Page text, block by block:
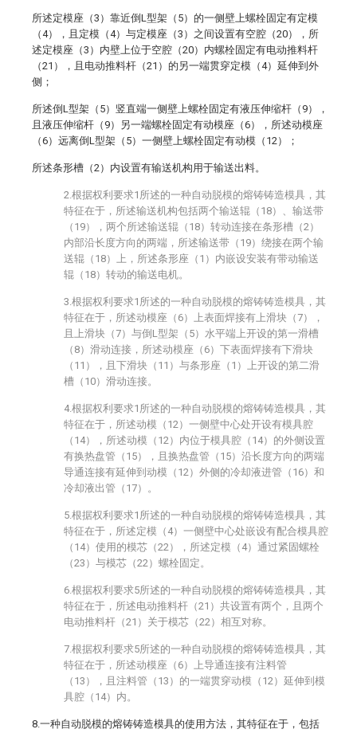
所述定模座（3）靠近倒L型架（5）的一侧壁上螺栓固定有定模
（4），且定模（4）与定模座（3）之间设置有空腔（20），所
述定模座（3）内壁上位于空腔（20）内螺栓固定有电动推料杆
（21），且电动推料杆（21）的另一端贯穿定模（4）延伸到外
侧；
所述倒L型架（5）竖直端一侧壁上螺栓固定有液压伸缩杆（9），
且液压伸缩杆（9）另一端螺栓固定有动模座（6），所述动模座
（6）远离倒L型架（5）一侧壁上螺栓固定有动模（12）；
所述条形槽（2）内设置有输送机构用于输送出料。
2.根据权利要求1所述的一种自动脱模的熔铸铸造模具，其
特征在于，所述输送机构包括两个输送辊（18）、输送带
（19），两个所述输送辊（18）转动连接在条形槽（2）
内部沿长度方向的两端，所述输送带（19）绕接在两个输
送辊（18）上，所述条形座（1）内嵌设安装有带动输送
辊（18）转动的输送电机。
3.根据权利要求1所述的一种自动脱模的熔铸铸造模具，其
特征在于，所述动模座（6）上表面焊接有上滑块（7），
且上滑块（7）与倒L型架（5）水平端上开设的第一滑槽
（8）滑动连接，所述动模座（6）下表面焊接有下滑块
（11），且下滑块（11）与条形座（1）上开设的第二滑
槽（10）滑动连接。
4.根据权利要求1所述的一种自动脱模的熔铸铸造模具，其
特征在于，所述动模（12）一侧壁中心处开设有模具腔
（14），所述动模（12）内位于模具腔（14）的外侧设置
有换热盘管（15），且换热盘管（15）沿长度方向的两端
导通连接有延伸到动模（12）外侧的冷却液进管（16）和
冷却液出管（17）。
5.根据权利要求1所述的一种自动脱模的熔铸铸造模具，其
特征在于，所述定模（4）一侧壁中心处嵌设有配合模具腔
（14）使用的模芯（22），所述定模（4）通过紧固螺栓
（23）与模芯（22）螺栓固定。
6.根据权利要求5所述的一种自动脱模的熔铸铸造模具，其
特征在于，所述电动推料杆（21）共设置有两个，且两个
电动推料杆（21）关于模芯（22）相互对称。
7.根据权利要求5所述的一种自动脱模的熔铸铸造模具，其
特征在于，所述动模座（6）上导通连接有注料管
（13），且注料管（13）的一端贯穿动模（12）延伸到模
具腔（14）内。
8.一种自动脱模的熔铸铸造模具的使用方法，其特征在于，包括